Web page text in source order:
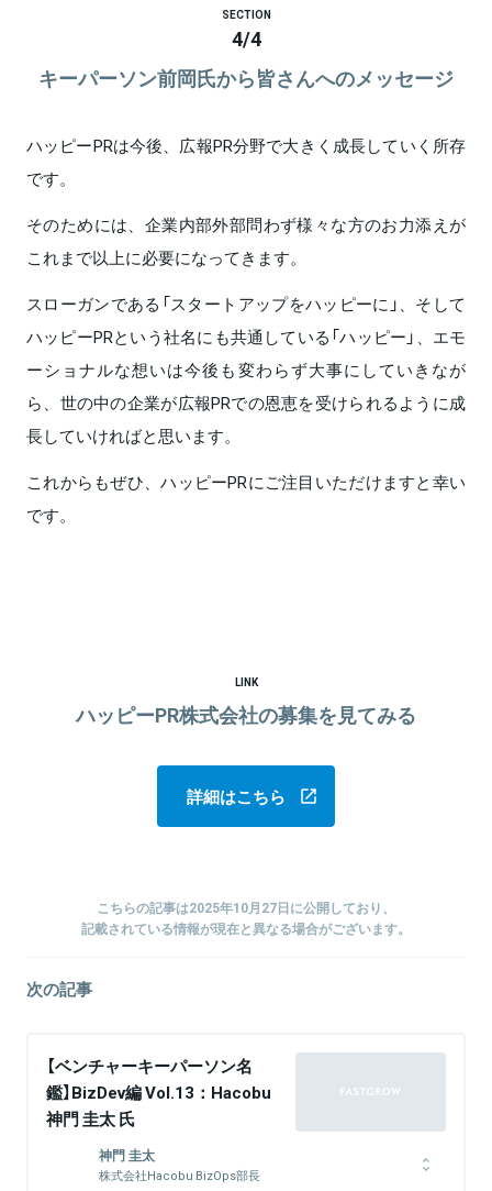
SECTION
4/4
キーパーソン前岡氏から皆さんへのメッセージ
ハッピーPRは今後、広報PR分野で大きく成長していく所存
です。
そのためには、企業内部外部問わず様々な方のお力添えが
これまで以上に必要になってきます。
スローガンである「スタートアップをハッピーに」、そして
ハッピーPRという社名にも共通している「ハッピー」、エモ
ーショナルな想いは今後も変わらず大事にしていきなが
ら、世の中の企業が広報PRでの恩恵を受けられるように成
長していければと思います。
これからもぜひ、ハッピーPRにご注目いただけますと幸い
です。
LINK
ハッピーPR株式会社の募集を見てみる
詳細はこちら
こちらの記事は2025年10月27日に公開しており、
記載されている情報が現在と異なる場合がございます。
次の記事
【ベンチャーキーパーソン名
鑑】BizDev編 Vol.13：Hacobu
神門 圭太 氏
神門 圭太
株式会社Hacobu BizOps部長